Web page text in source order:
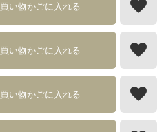
買い物かごに入れる
買い物かごに入れる
買い物かごに入れる